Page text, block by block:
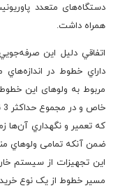
دستگاه‌های متعدد
همراه داشت.
اتفاقي دليل اين
مربوط به ولوهای اين
كه تعمير و نگهداري آن‌ها
ضمن آنكه تمامی ولوهاي
اين تجهيزات از سیستم
مسیر خطوط از یک نوع